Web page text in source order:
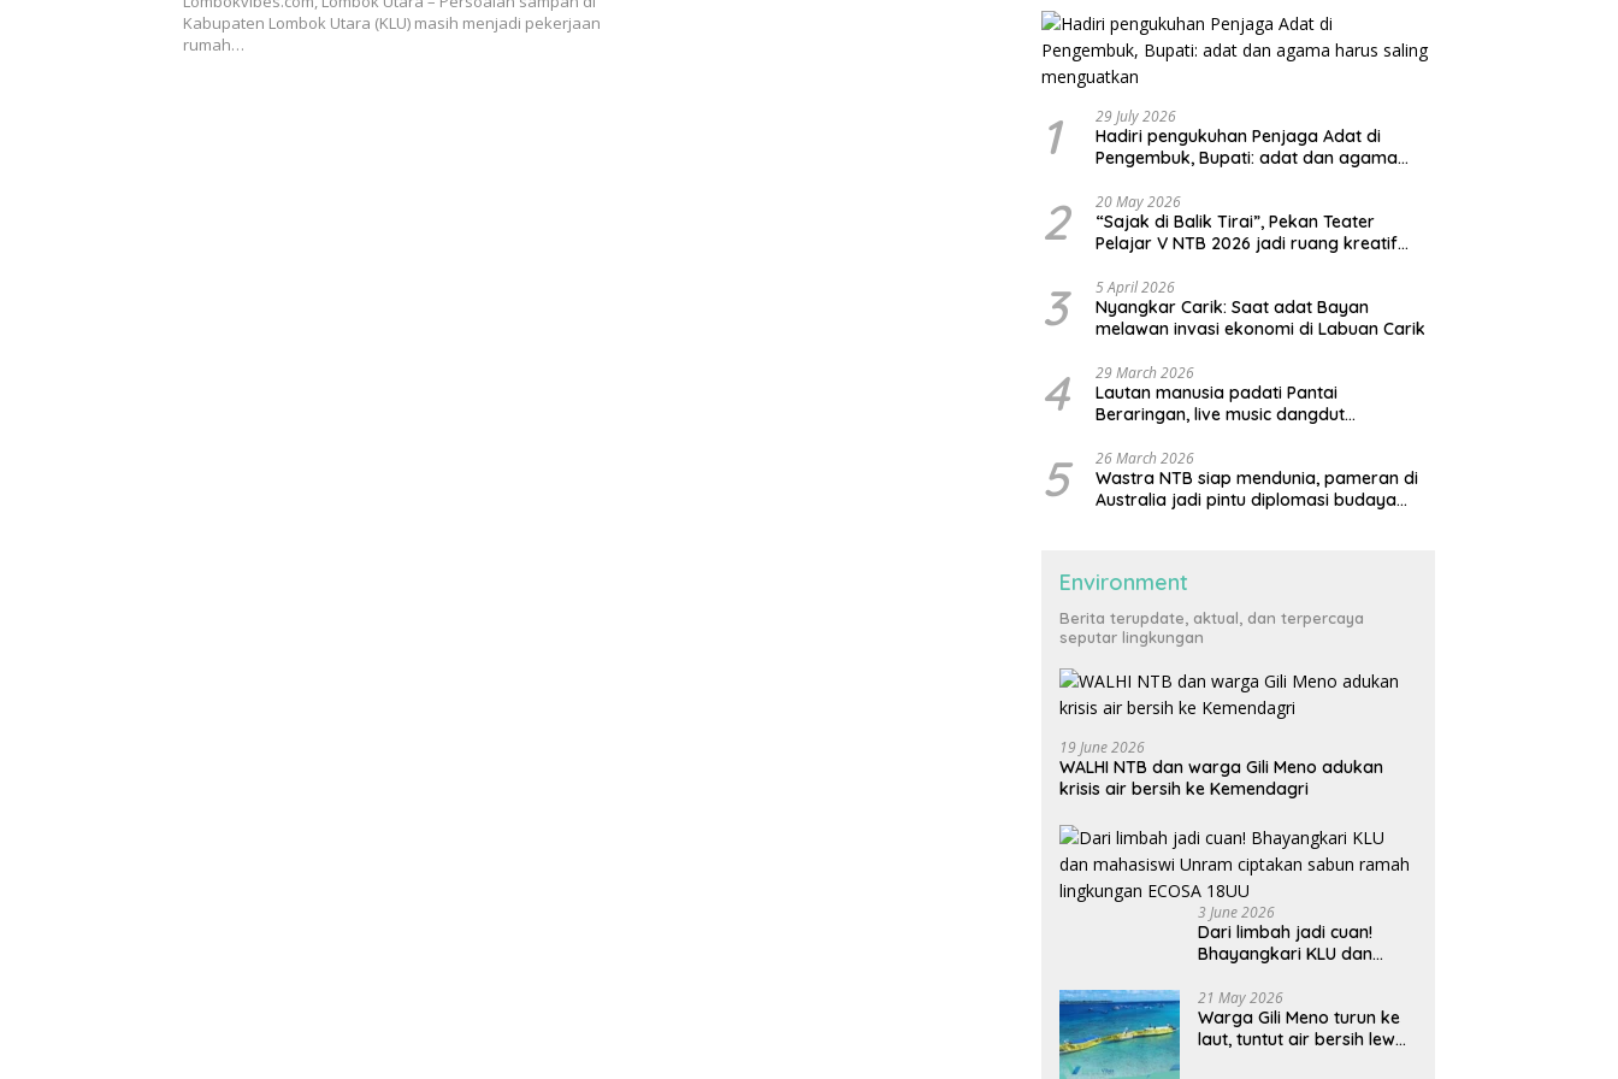
Kabupaten Lombok Utara (KLU) masih menjadi pekerjaan
rumah…
1 29 July 2026
Hadiri pengukuhan Penjaga Adat di
Pengembuk, Bupati: adat dan agama
2 20 May 2026
“Sajak di Balik Tirai”, Pekan Teater
Pelajar V NTB 2026 jadi ruang kreatif
3 5 April 2026
Nyangkar Carik: Saat adat Bayan
melawan invasi ekonomi di Labuan Carik
4 29 March 2026
Lautan manusia padati Pantai
Beraringan, live music dangdut
KLU
5 26 March 2026
Wastra NTB siap mendunia, pameran di
Australia jadi pintu diplomasi budaya
Environment
Berita terupdate, aktual, dan terpercaya
seputar lingkungan
19 June 2026
WALHI NTB dan warga Gili Meno adukan
krisis air bersih ke Kemendagri
3 June 2026
Dari limbah jadi cuan!
Bhayangkari KLU dan
sabun ramah lingkungan
ECOSA 18UU
21 May 2026
Warga Gili Meno turun ke
laut, tuntut air bersih lewat